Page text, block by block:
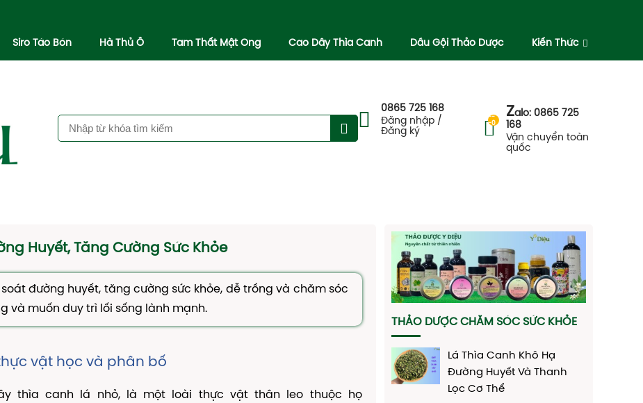
Siro Táo Bón Hà Thủ Ô Tam Thất Mật Ong Cao Dây Thìa Canh Dầu Gội Thảo Dược Kiến Thức
0865 725 168
Đăng nhập /
Đăng ký
--
-0
Zalo: 0865 725
168
Vận chuyển toàn
quốc
Huyết, Tăng Cường Sức Khỏe
đường huyết, tăng cường sức khỏe, dễ trồng và chăm sóc
và muốn duy trì lối sống lành mạnh.
vật học và phân bố
thìa canh lá nhỏ, là một loài thực vật thân leo thuộc họ
THẢO DƯỢC CHĂM SÓC SỨC KHỎE
Lá Thìa Canh Khô Hạ
Đường Huyết Và Thanh
Lọc Cơ Thể